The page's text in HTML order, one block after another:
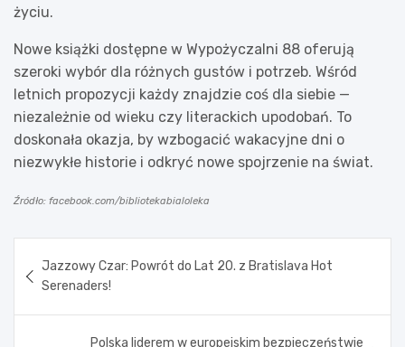
życiu.
Nowe książki dostępne w Wypożyczalni 88 oferują
szeroki wybór dla różnych gustów i potrzeb. Wśród
letnich propozycji każdy znajdzie coś dla siebie —
niezależnie od wieku czy literackich upodobań. To
doskonała okazja, by wzbogacić wakacyjne dni o
niezwykłe historie i odkryć nowe spojrzenie na świat.
Źródło: facebook.com/bibliotekabialoleka
wpisu
Jazzowy Czar: Powrót do Lat 20. z Bratislava Hot
Serenaders!
Polska liderem w europejskim bezpieczeństwie